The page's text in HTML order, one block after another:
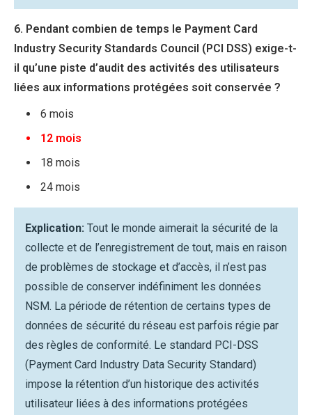
6. Pendant combien de temps le Payment Card
Industry Security Standards Council (PCI DSS) exige-t-
il qu’une piste d’audit des activités des utilisateurs
liées aux informations protégées soit conservée ?
6 mois
12 mois
18 mois
24 mois
Explication: Tout le monde aimerait la sécurité de la
collecte et de l’enregistrement de tout, mais en raison
de problèmes de stockage et d’accès, il n’est pas
possible de conserver indéfiniment les données
NSM. La période de rétention de certains types de
données de sécurité du réseau est parfois régie par
des règles de conformité. Le standard PCI-DSS
(Payment Card Industry Data Security Standard)
impose la rétention d’un historique des activités
utilisateur liées à des informations protégées